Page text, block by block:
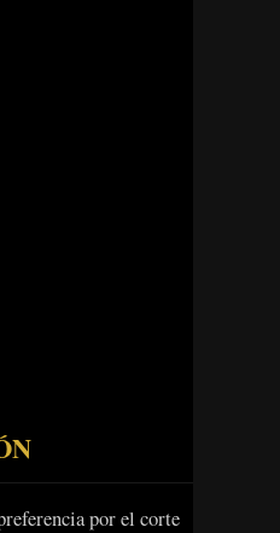
por el corte